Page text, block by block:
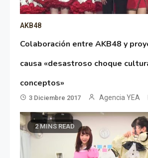
AKB48
Colaboración entre AKB48 y
causa «desastroso choque
conceptos»
3 Diciembre 2017 Agencia YEA
2 MINS READ